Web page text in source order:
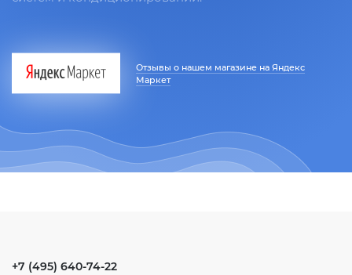
Отзывы о нашем магазине на Яндекс
Маркет
+7 (495) 640-74-22